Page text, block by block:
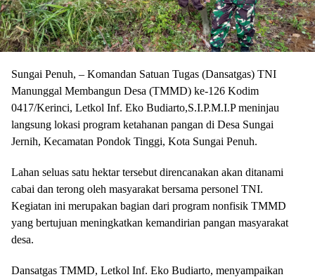
Sungai Penuh, – Komandan Satuan Tugas (Dansatgas) TNI
Manunggal Membangun Desa (TMMD) ke-126 Kodim
0417/Kerinci, Letkol Inf. Eko Budiarto,S.I.P.M.I.P meninjau
langsung lokasi program ketahanan pangan di Desa Sungai
Jernih, Kecamatan Pondok Tinggi, Kota Sungai Penuh.
Lahan seluas satu hektar tersebut direncanakan akan ditanami
cabai dan terong oleh masyarakat bersama personel TNI.
Kegiatan ini merupakan bagian dari program nonfisik TMMD
yang bertujuan meningkatkan kemandirian pangan masyarakat
desa.
Dansatgas TMMD, Letkol Inf. Eko Budiarto, menyampaikan